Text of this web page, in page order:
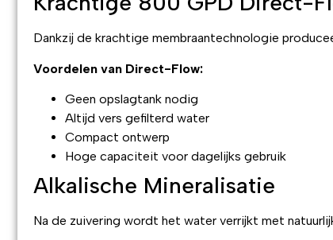
Dankzij de krachtige membraantechnologie
Voordelen van Direct-Flow:
Geen opslagtank nodig
Altijd vers gefilterd water
Compact ontwerp
Hoge capaciteit voor dagelijks gebruik
Alkalische Mineralisatie
Na de zuivering wordt het water verrijkt met